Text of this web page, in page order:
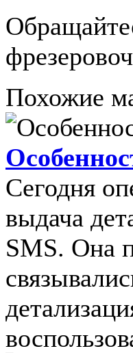
Похожие
Сегодня
выдача
SMS. Она